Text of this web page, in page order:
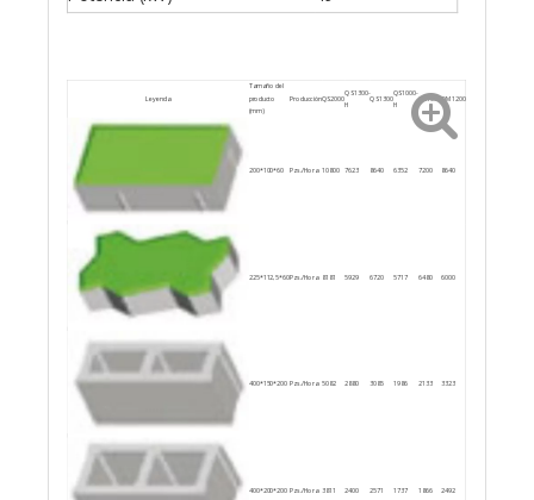
Leyenda
Tamaño del
producto
(mm)
ProducciónQS2000
QS1300-
H
QS1300
QS1000-
H
QS1000 QM1200
200*100*60 Pzs./Hora 10800 7623 8640 6352 7200 8640
225*112,5*60Pzs./Hora 8181 5929 6720 5717 6480 6000
400*150*200 Pzs./Hora 5082 2880 3085 1986 2133 3323
400*200*200 Pzs./Hora 3811 2400 2571 1737 1866 2492